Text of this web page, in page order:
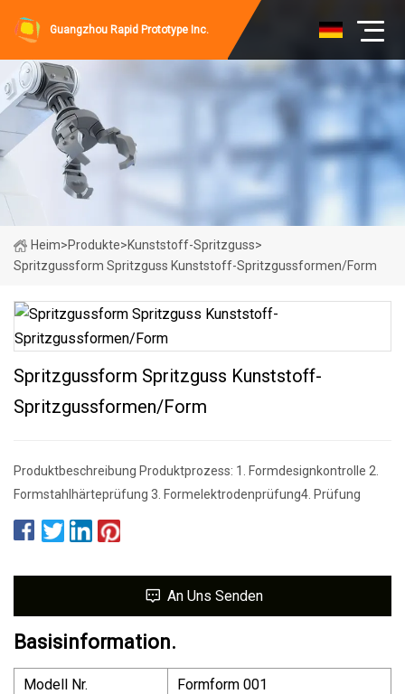
Guangzhou Rapid Prototype Inc.
Heim>Produkte>Kunststoff-Spritzguss>
Spritzgussform Spritzguss Kunststoff-Spritzgussformen/Form
Spritzgussform Spritzguss Kunststoff-
Spritzgussformen/Form
Produktbeschreibung Produktprozess: 1. Formdesignkontrolle 2.
Formstahlhärteprüfung 3. Formelektrodenprüfung4. Prüfung
An Uns Senden
Basisinformation.
Modell Nr. Formform 001